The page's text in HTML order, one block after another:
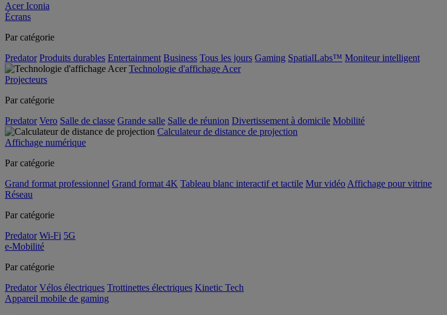
Acer Iconia
Écrans
Par catégorie
Predator Produits durables Entertainment Business Tous les jours Gaming SpatialLabs™ Moniteur intelligent
Technologie d'affichage Acer
Projecteurs
Par catégorie
Predator Vero Salle de classe Grande salle Salle de réunion Divertissement à domicile Mobilité
Calculateur de distance de projection
Affichage numérique
Par catégorie
Grand format professionnel Grand format 4K Tableau blanc interactif et tactile Mur vidéo Affichage pour vitrine
Réseau
Par catégorie
Predator Wi-Fi 5G
e-Mobilité
Par catégorie
Predator Vélos électriques Trottinettes électriques Kinetic Tech
Appareil mobile de gaming